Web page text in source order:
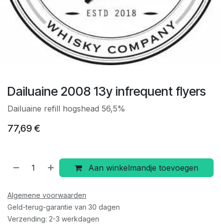
Dailuaine 2008 13y infrequent flyers
Dailuaine refill hogshead 56,5%
77,69€
Aan winkelmandje toevoegen
Algemene voorwaarden
Geld-terug-garantie van 30 dagen
Verzending: 2-3 werkdagen